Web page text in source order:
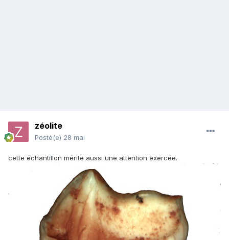
zéolite
Posté(e) 28 mai
cette échantillon mérite aussi une attention exercée.